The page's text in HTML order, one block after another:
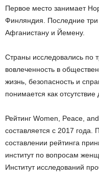
Первое место занимает
Финляндия. Последние три
Афганистану и Йемену.
Страны исследовались по
вовлеченность в
жизнь, безопасность и
понимается как
Рейтинг Women, Peace,
составляется с 2017
составлении рейтинга
институт по вопросам
Институт исследований